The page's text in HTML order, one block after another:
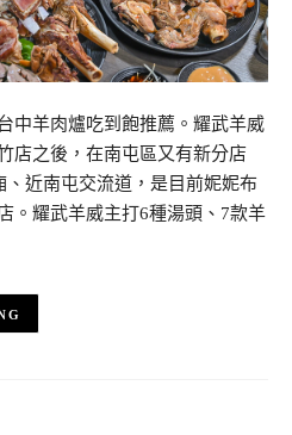
中羊肉爐吃到飽推薦。耀武羊威
店之後，在南屯區又有新分店
、近南屯交流道，是目前妮妮布
。耀武羊威主打6種湯頭、7款羊